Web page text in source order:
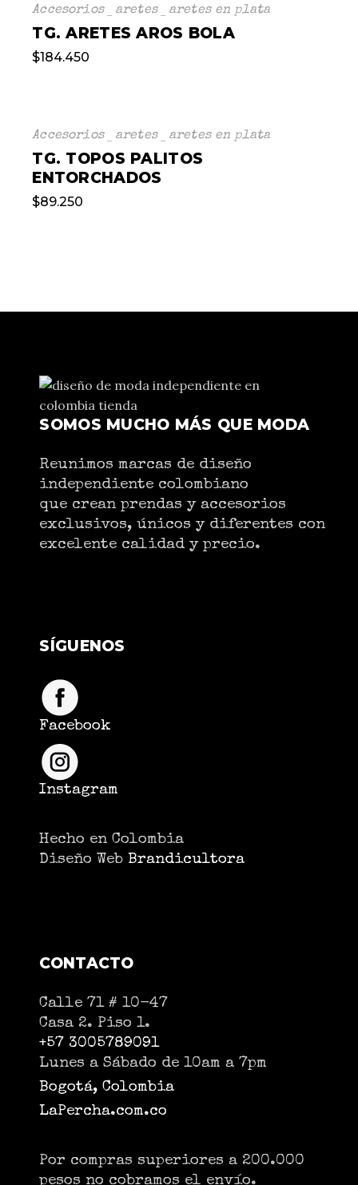
Accesorios aretes aretes en plata
TG. ARETES AROS BOLA
$184.450
Accesorios aretes aretes en plata
TG. TOPOS PALITOS
ENTORCHADOS
$89.250
SOMOS MUCHO MÁS QUE MODA
Reunimos marcas de diseño
independiente colombiano
que crean prendas y accesorios
exclusivos, únicos y diferentes con
excelente calidad y precio.
SÍGUENOS
Facebook
Instagram
Hecho en Colombia
Diseño Web Brandicultora
CONTACTO
Calle 71 # 10-47
Casa 2. Piso 1.
+57 3005789091
Lunes a Sábado de 10am a 7pm
Bogotá, Colombia
LaPercha.com.co
Por compras superiores a 200.000
pesos no cobramos el envío.